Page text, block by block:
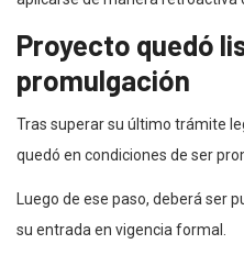
Proyecto quedó
promulgación
Tras superar su último trámite
quedó en condiciones de ser
Luego de ese paso, deberá ser
su entrada en vigencia formal.